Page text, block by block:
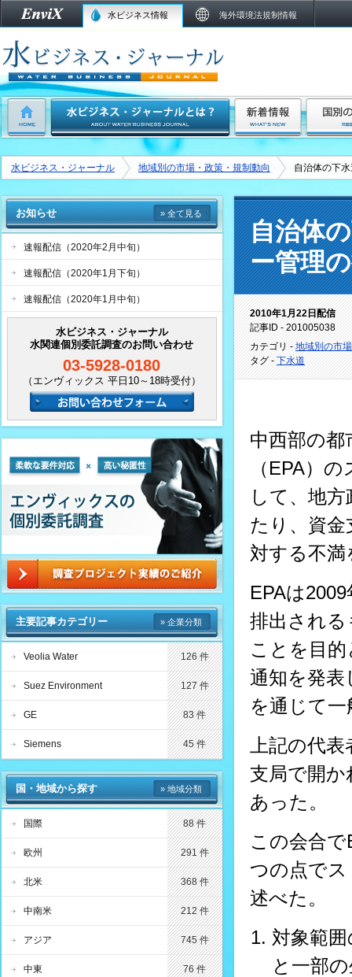
水ビジネス情報 海外環境法規制情報
水ビジネス・ジャーナル 地域別の市場・政策・規制動向 自治体の下
自治体
ー管理
2010年1月22日配信
記事ID - 201005038
カテゴリ - 地域別の市
タグ - 下水道
中西部の都
（EPA）
して、地
たり、資
対する不
EPAは
排出され
ことを目
通知を発表
を通じて
上記の代
支局で開
あった。
この会合で
つの点で
述べた。
対象範
と一部
お知らせ » 全て見る
速報配信（2020年2月中旬）
速報配信（2020年1月下旬）
速報配信（2020年1月中旬）
水ビジネス・ジャーナル
水関連個別委託調査のお問い合わせ
03-5928-0180
（エンヴィックス 平日10～18時受付）
主要記事カテゴリー » 企業分類
Veolia Water 126 件
Suez Environment 127 件
GE 83 件
Siemens 45 件
国・地域から探す » 地域分類
国際 88 件
欧州 291 件
北米 368 件
中南米 212 件
アジア 745 件
中東 76 件